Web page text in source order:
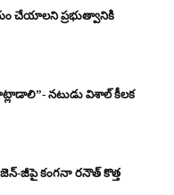
చేయాలని ప్రభుత్వానికి
నటుడు విశాల్ కీలక
జెన్-జీపై కంగనా రనౌత్ కొత్త